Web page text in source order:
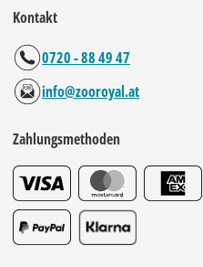
Kontakt
0720 - 88 49 47
info@zooroyal.at
Zahlungsmethoden